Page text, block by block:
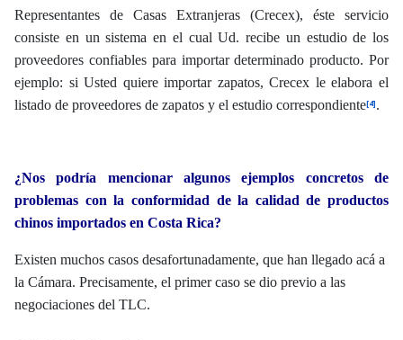
Representantes de Casas Extranjeras (Crecex), éste servicio
consiste en un sistema en el cual Ud. recibe un estudio de los
proveedores confiables para importar determinado producto. Por
ejemplo: si Usted quiere importar zapatos, Crecex le elabora el
listado de proveedores de zapatos y el estudio correspondiente[4].
¿Nos podría mencionar algunos ejemplos concretos de
problemas con la conformidad de la calidad de productos
chinos importados en Costa Rica?
Existen muchos casos desafortunadamente, que han llegado acá a
la Cámara. Precisamente, el primer caso se dio previo a las
negociaciones del TLC.